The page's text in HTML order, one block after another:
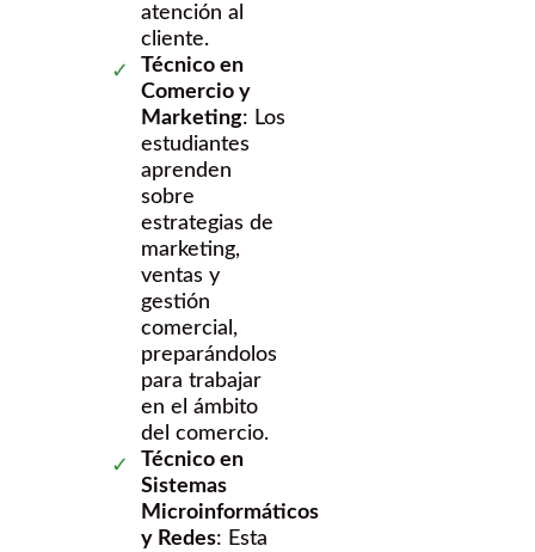
atención al
cliente.
Técnico en
Comercio y
Marketing: Los
estudiantes
aprenden
sobre
estrategias de
marketing,
ventas y
gestión
comercial,
preparándolos
para trabajar
en el ámbito
del comercio.
Técnico en
Sistemas
Microinformáticos
y Redes: Esta